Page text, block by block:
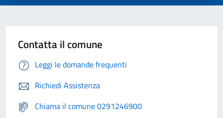
Contatta il comune
Leggi le domande frequenti
Richiedi Assistenza
Chiama il comune 0291246900